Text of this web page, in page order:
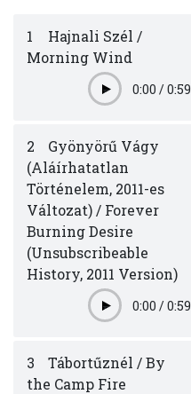
1
Hajnali Szél /
Morning Wind
Play0:00 /0:59
2
Gyönyörű Vágy
(Aláírhatatlan
Történelem, 2011-es
Változat) / Forever
Burning Desire
(Unsubscribeable
History, 2011 Version)
Play0:00 /0:59
3
Tábortűznél / By
the Camp Fire